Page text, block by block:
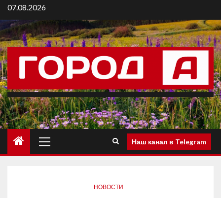
07.08.2026
Наш канал в Telegram
НОВОСТИ